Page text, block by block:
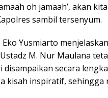
oh jamaah’, akan
sambil tersenyum.
Eko Yusmiarto
M. Nur Maulana
secara
kisah inspiratif, sehingga